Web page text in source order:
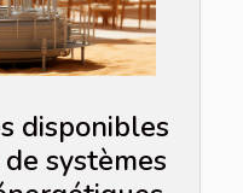
disponibles
systèmes